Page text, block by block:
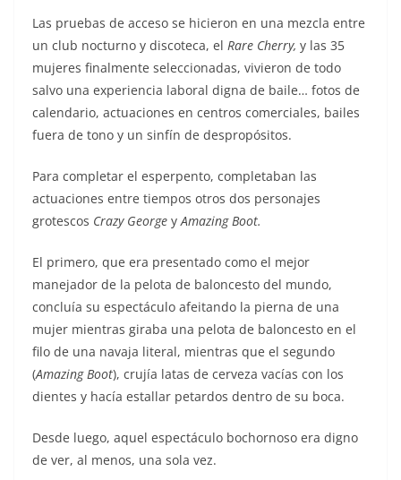
Las pruebas de acceso se hicieron en una mezcla entre
un club nocturno y discoteca, el Rare Cherry, y las 35
mujeres finalmente seleccionadas, vivieron de todo
salvo una experiencia laboral digna de baile… fotos de
calendario, actuaciones en centros comerciales, bailes
fuera de tono y un sinfín de despropósitos.
Para completar el esperpento, completaban las
actuaciones entre tiempos otros dos personajes
grotescos Crazy George y Amazing Boot.
El primero, que era presentado como el mejor
manejador de la pelota de baloncesto del mundo,
concluía su espectáculo afeitando la pierna de una
mujer mientras giraba una pelota de baloncesto en el
filo de una navaja literal, mientras que el segundo
(Amazing Boot), crujía latas de cerveza vacías con los
dientes y hacía estallar petardos dentro de su boca.
Desde luego, aquel espectáculo bochornoso era digno
de ver, al menos, una sola vez.